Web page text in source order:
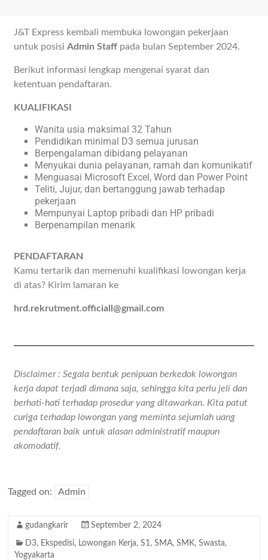
J&T Express kembali membuka lowongan pekerjaan
untuk posisiAdmin Staff pada bulan September 2024.
Berikut informasi lengkap mengenai syarat dan
ketentuan pendaftaran.
KUALIFIKASI
Wanita usia maksimal 32 Tahun
Pendidikan minimal D3 semua jurusan
Berpengalaman dibidang pelayanan
Menyukai dunia pelayanan, ramah dan komunikatif
Menguasai Microsoft Excel, Word dan Power Point
Teliti, Jujur, dan bertanggung jawab terhadap
pekerjaan
Mempunyai Laptop pribadi dan HP pribadi
Berpenampilan menarik
PENDAFTARAN
Kamu tertarik dan memenuhi kualifikasi lowongan kerja
di atas? Kirim lamaran ke
hrd.rekrutment.officiall@gmail.com
Disclaimer : Segala bentuk penipuan berkedok lowongan
kerja dapat terjadi dimana saja, sehingga kita perlu jeli dan
berhati-hati terhadap prosedur yang ditawarkan. Kita patut
curiga terhadap lowongan yang meminta sejumlah uang
pendaftaran baik untuk alasan administratif maupun
akomodatif.
Tagged on: Admin
gudangkarir September 2, 2024
D3, Ekspedisi, Lowongan Kerja,S1,SMA,SMK,Swasta,
Yogyakarta